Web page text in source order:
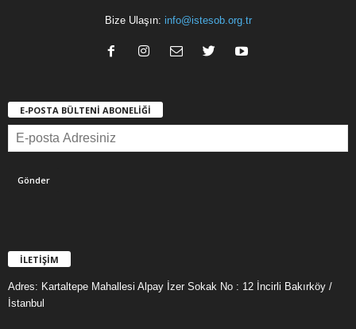
Bize Ulaşın: info@istesob.org.tr
E-POSTA BÜLTENİ ABONELİĞİ
İLETİŞİM
Adres: Kartaltepe Mahallesi Alpay İzer Sokak No : 12 İncirli Bakırköy /
İstanbul